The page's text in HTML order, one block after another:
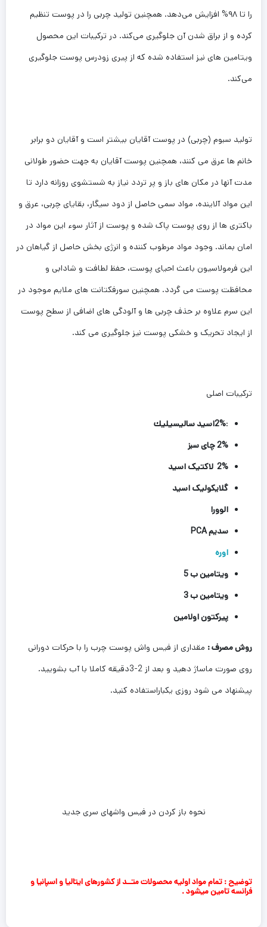
را تا ۹۸% افزایش می‌دهد. همچنین تولید چربی را در پوست تنظیم
کرده و از براق شدن آن جلوگیری می‌کند. در ترکیبات این محصول
ویتامین های نیز استفاده شده که از پیری زودرس پوست جلوگیری
می‌کند.
تولید سبوم (چربی) در پوست آقایان بیشتر است و آقایان دو برابر
خانم ها عرق می کنند، همچنین پوست آقایان به جهت حضور طولانی
مدت آنها در مکان های باز و پر تردد نیاز به شستشوی روزانه دارد تا
این مواد آلاینده، مواد سمی حاصل از دود سیگار، بقایای چربی، عرق و
باکتری ها از روی پوست پاک شده و پوست از آثار سوء این مواد در
امان بماند. وجود مواد مرطوب کننده و انرژی بخش حاصل از گیاهان در
این فرمولاسیون باعث احیای پوست، حفظ لطافت و شادابی و
محافظت پوست می گردد. همچنین سورفکتانت های ملایم موجود در
این سرم علاوه بر حذف چربی ها و آلودگی های اضافی از سطح پوست
از ایجاد تحریک و خشکی پوست نیز جلوگیری می کند.
ترکیبات اصلی
:
2%اسيد ساليسيليك
2% چای سبز
2% لاکتیک اسید
گلایکولیک اسید
الوورا
سدیمPCA
اوره
ویتامین ب 5
ویتامین ب 3
پیرکتون اولامین
روش مصرف : مقداری از فیس واش پوست چرب را با حرکات دورانی
روی صورت ماساژ دهید و بعد از 2-3دقیقه کاملا با آب بشویید.
پیشنهاد می شود روزی یکباراستفاده کنید.
نحوه باز کردن در فیس واشهای سری جدید
توضیح : تمام مواد اولیه محصولات متــد از کشورهای ایتالیا و اسپانیا و
فرانسه تامین میشود .